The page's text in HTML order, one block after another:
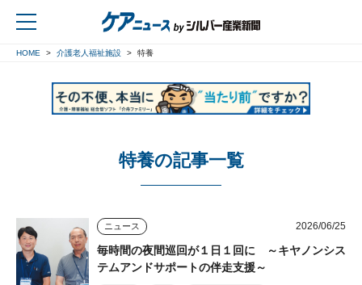
HOME 介護老人福祉施設 特養
特養の記事一覧
ニュース 2026/06/25
毎時間の夜間巡回が１日１回に ～キヤノンシス
テムアンドサポートの伴走支援～